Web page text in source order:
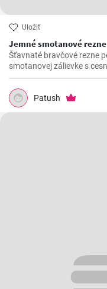
Uložiť
Jemné smotanové
Šťavnaté bravčové rezne
smotanovej zálievke s
a doslova sa rozpadá.
Patush